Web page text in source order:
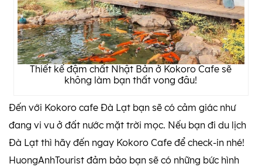
Thiết kế đậm chất Nhật Bản ở Kokoro Cafe sẽ
không làm bạn thất vong đâu!
Đến với Kokoro cafe Đà Lạt bạn sẽ có cảm giác như
đang vi vu ở đất nước mặt trời mọc. Nếu bạn đi du lịch
Đà Lạt thì hãy đến ngay Kokoro Cafe để check-in nhé!
HuongAnhTourist đảm bảo bạn sẽ có những bức hình